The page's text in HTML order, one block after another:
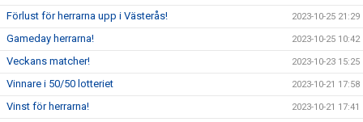
Förlust för herrarna upp i Västerås! 2023-10-25 21:29
Gameday herrarna! 2023-10-25 10:42
Veckans matcher! 2023-10-23 15:25
Vinnare i 50/50 lotteriet 2023-10-21 17:58
Vinst för herrarna! 2023-10-21 17:41